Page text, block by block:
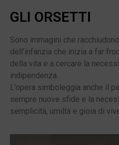
GLI ORSETTI
Sono immagini che
dell’infanzia che inizia a far
della vita e a cercare la
indipendenza.
L’opera simboleggia anche il
sempre nuove sfide e la
semplicità, umiltà e gioia di